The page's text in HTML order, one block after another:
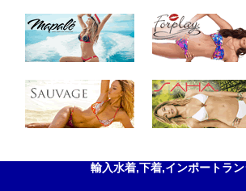
輸入水着,下着,インポートラ